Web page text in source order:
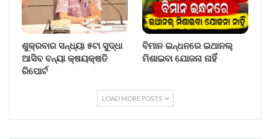
ଶୁକ୍ରବାର ସନ୍ଧ୍ୟା ୫ଟା ସୁଦ୍ଧା
ଆସିବ ବନ୍ୟା କ୍ଷୟକ୍ଷତି
ରିପୋର୍ଟ
ବିମାନ ଇନ୍ଧନରେ ଇଥାନଲ୍
ମିଶାଇବା ଯୋଜନା ନାହିଁ
LOAD MORE POSTS